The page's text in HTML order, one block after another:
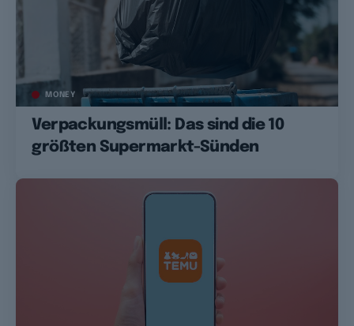
MONEY
Verpackungsmüll: Das sind die 10
größten Supermarkt-Sünden